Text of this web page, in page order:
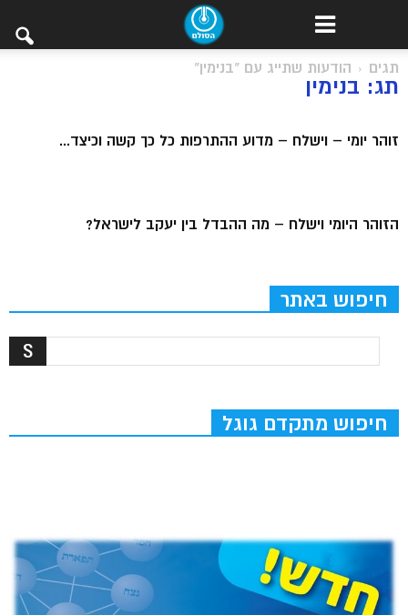
תגים הודעות שתייג עם "בנימין"
תג: בנימין
זוהר יומי – וישלח – מדוע ההתרפות כל כך קשה וכיצד...
הזוהר היומי וישלח – מה ההבדל בין יעקב לישראל?
חיפוש באתר
חיפוש מתקדם גוגל